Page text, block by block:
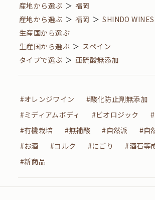
産地から選ぶ ＞ 福岡
産地から選ぶ ＞ 福岡 ＞ SHINDO WINES
生産国から選ぶ
生産国から選ぶ ＞ スペイン
タイプで選ぶ ＞ 亜硫酸無添加
#オレンジワイン #酸化防止剤無添加
#ミディアムボディ
#ビオロジック
#有機栽培
#無補酸 #自然派
#自
#お酒
#コルク #にごり
#酒石等
#新商品